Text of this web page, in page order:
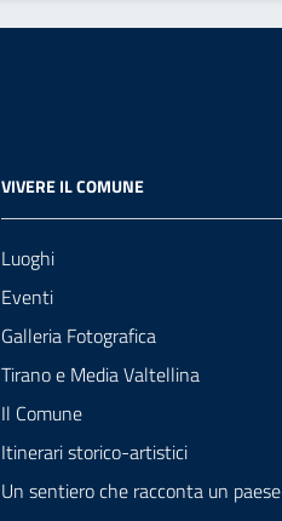
VIVERE IL COMUNE
Luoghi
Eventi
Galleria Fotografica
Tirano e Media Valtellina
Il Comune
Itinerari storico-artistici
Un sentiero che racconta un paese